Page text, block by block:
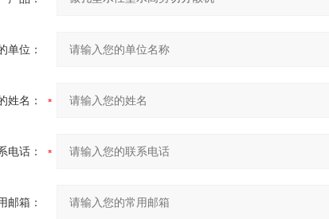
单位：
姓名：
电话：
邮箱：